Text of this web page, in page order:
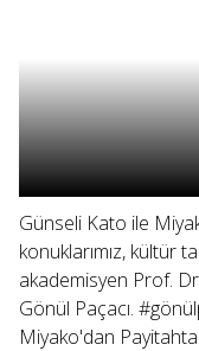
Günseli Kato ile
konuklarımız, kültür
akademisyen Prof.
Gönül Paçacı.
Miyako'dan